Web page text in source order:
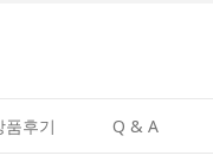
품후기 Q & A